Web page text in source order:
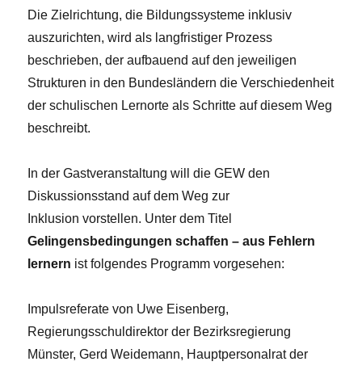
Die Zielrichtung, die Bildungssysteme inklusiv
auszurichten, wird als langfristiger Prozess
beschrieben, der aufbauend auf den jeweiligen
Strukturen in den Bundesländern die Verschiedenheit
der schulischen Lernorte als Schritte auf diesem Weg
beschreibt.
In der Gastveranstaltung will die GEW den
Diskussionsstand auf dem Weg zur
Inklusion vorstellen. Unter dem Titel
Gelingensbedingungen schaffen – aus Fehlern
lernern ist folgendes Programm vorgesehen:
Impulsreferate von Uwe Eisenberg,
Regierungsschuldirektor der Bezirksregierung
Münster, Gerd Weidemann, Hauptpersonalrat der